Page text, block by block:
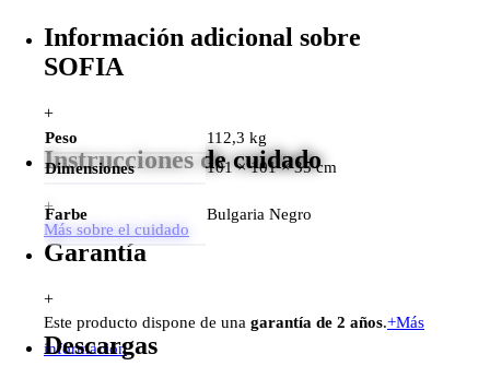
Información adicional sobre
SOFIA
+
Peso
112,3 kg
Dimensiones
101 × 101 × 35 cm
Farbe Bulgaria Negro
Instrucciones de cuidado
+
Más sobre el cuidado
Garantía
+
Este producto dispone de una garantía de 2 años.+Más
información
Descargas